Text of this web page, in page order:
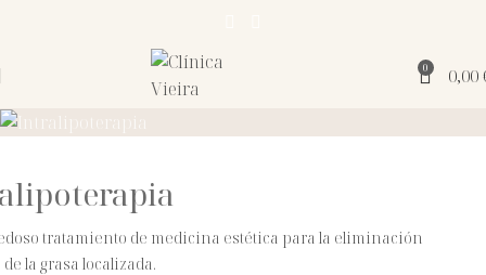
0 0,00
Eliminación
efectiva de la
grasa localizada
tratamiento de medicina estética para la eliminación
la grasa localizada.